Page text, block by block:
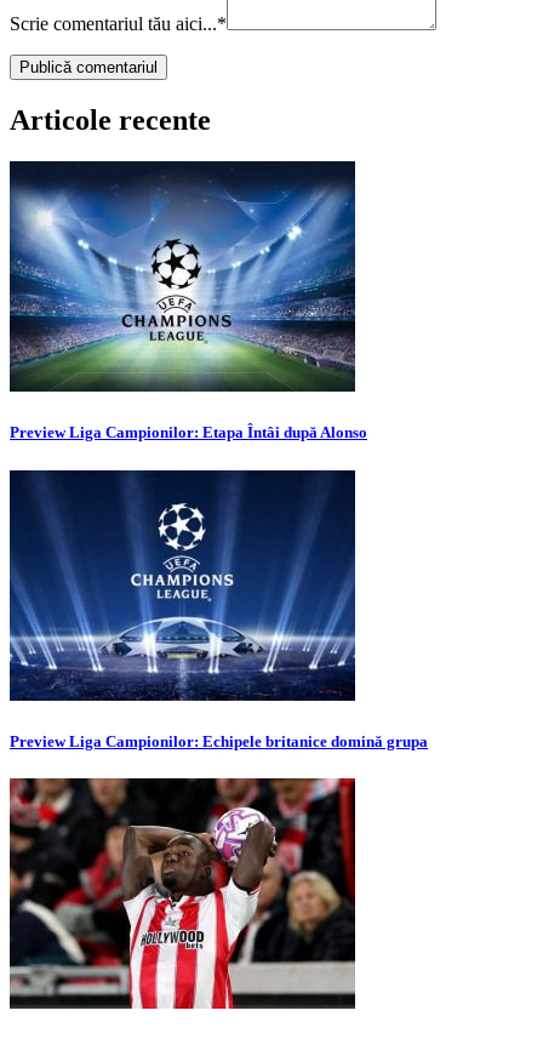
Scrie comentariul tău aici...*
Articole recente
Preview Liga Campionilor: Etapa Întâi după Alonso
Preview Liga Campionilor: Echipele britanice domină grupa